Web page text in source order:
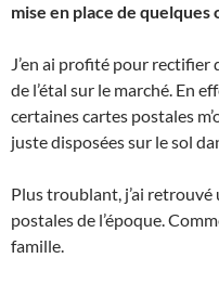
mise en place de
J’en ai profité pour
de l’étal sur le marché. En
certaines cartes postales
juste disposées sur le sol
Plus troublant, j’ai
postales de l’époque.
famille.